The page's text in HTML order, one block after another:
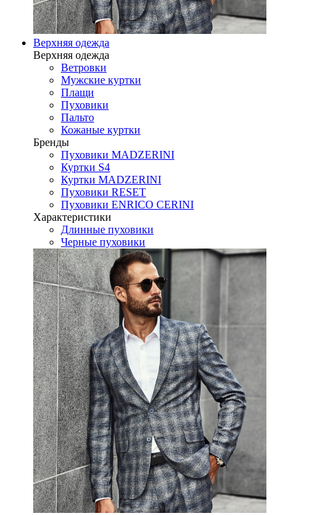
Верхняя одежда
Верхняя одежда
Ветровки
Мужские куртки
Плащи
Пуховики
Пальто
Кожаные куртки
Бренды
Пуховики MADZERINI
Куртки S4
Куртки MADZERINI
Пуховики RESET
Пуховики ENRICO CERINI
Характеристики
Длинные пуховики
Черные пуховики